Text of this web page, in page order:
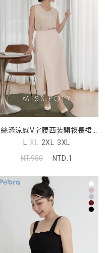
絲滑涼感V字腰西裝開衩長裙
MISS
L XL 2XL 3XL
NT.950
NTD.1